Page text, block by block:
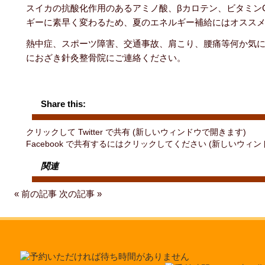
スイカの抗酸化作用のあるアミノ酸、βカロテン、ビタミ
ギーに素早く変わるため、夏のエネルギー補給にはオスス
熱中症、スポーツ障害、交通事故、肩こり、腰痛等何か気
におざき針灸整骨院にご連絡ください。
Share this:
クリックして Twitter で共有 (新しいウィンドウで開きます)
Facebook で共有するにはクリックしてください (新しいウィン
関連
« 前の記事 次の記事 »